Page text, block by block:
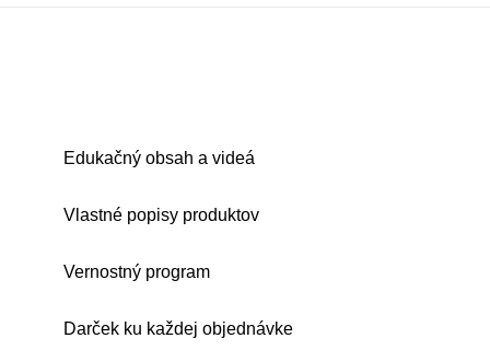
Edukačný obsah a videá
Vlastné popisy produktov
Vernostný program
Darček ku každej objednávke